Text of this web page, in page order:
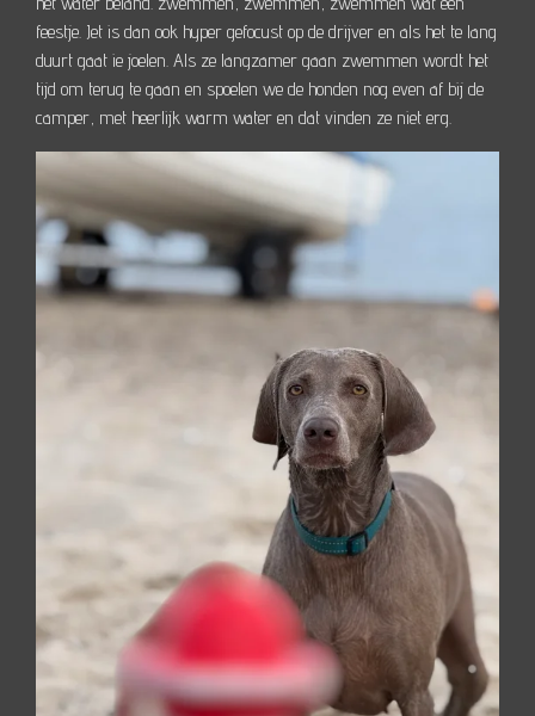
feestje. Jet is dan ook hyper gefocust op de drijver en als het te lang
duurt gaat ie joelen. Als ze langzamer gaan zwemmen wordt het
tijd om terug te gaan en spoelen we de honden nog even af bij de
camper, met heerlijk warm water en dat vinden ze niet erg.